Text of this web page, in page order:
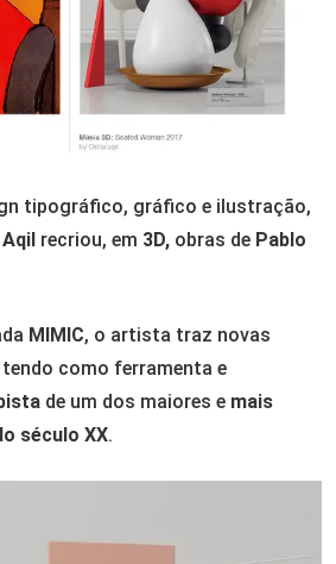
tipográfico, gráfico e ilustração,
recriou, em 3D, obras de Pablo
MIMIC, o artista traz novas
tendo como ferramenta e
de um dos maiores e mais
século XX.